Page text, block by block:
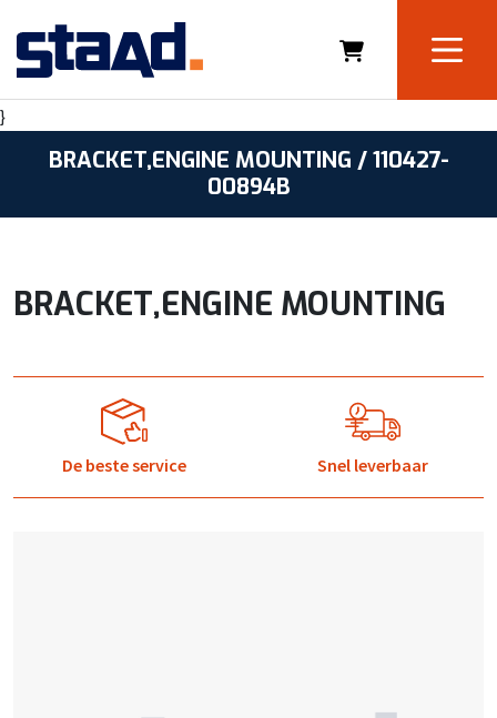
}
BRACKET,ENGINE MOUNTING / 110427-
00894B
BRACKET,ENGINE MOUNTING
De beste service Snel leverbaar